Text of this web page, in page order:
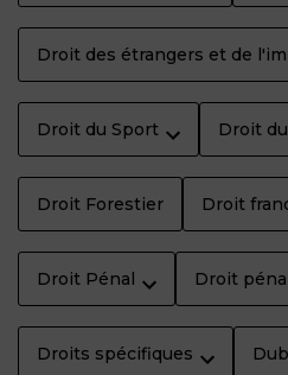
Droit des étrangers et de
Droit du Sport Droit
Droit Forestier Droit
Droit Pénal Droit
Droits spécifiques